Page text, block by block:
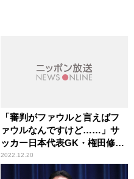
「審判がファウルと言えばフ
ァウルなんですけど……」サ
ッカー日本代表GK・権田修一
選手が明かす、ドイツ戦での
ファウルへの“本音”
2022.12.20